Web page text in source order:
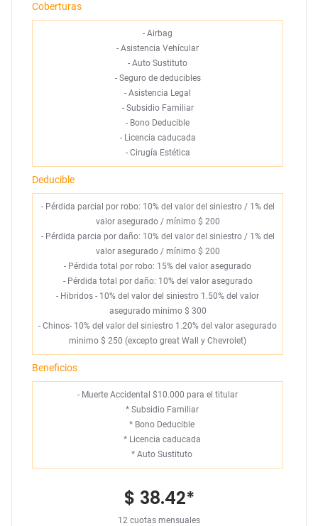
Coberturas
- Airbag
- Asistencia Vehícular
- Auto Sustituto
- Seguro de deducibles
- Asistencia Legal
- Subsidio Familiar
- Bono Deducible
- Licencia caducada
- Cirugía Estética
Deducible
- Pérdida parcial por robo: 10% del valor del siniestro / 1% del
valor asegurado / mínimo $ 200
- Pérdida parcia por daño: 10% del valor del siniestro / 1% del
valor asegurado / mínimo $ 200
- Pérdida total por robo: 15% del valor asegurado
- Pérdida total por daño: 10% del valor asegurado
- Hibridos - 10% del valor del siniestro 1.50% del valor
asegurado minimo $ 300
- Chinos- 10% del valor del siniestro 1.20% del valor asegurado
minimo $ 250 (excepto great Wall y Chevrolet)
Beneficios
- Muerte Accidental $10.000 para el titular
* Subsidio Familiar
* Bono Deducible
* Licencia caducada
* Auto Sustituto
$ 38.42*
12 cuotas mensuales